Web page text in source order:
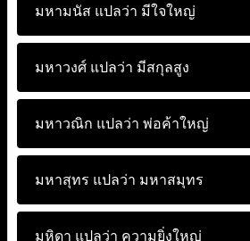
มหามนัส แปลว่า มีใจใหญ่
มหาวงศ์ แปลว่า มีสกุลสูง
มหาวณิก แปลว่า พ่อค้าใหญ่
มหาสุทร แปลว่า มหาสมุทร
มหิดา แปลว่า ความยิ่งใหญ่